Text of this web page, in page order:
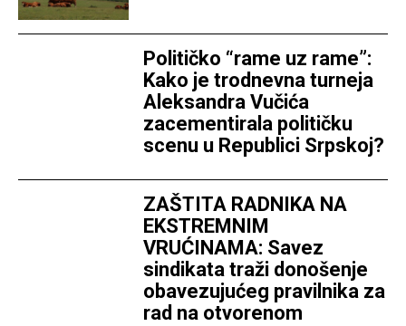
Političko “rame uz rame”:
Kako je trodnevna turneja
Aleksandra Vučića
zacementirala političku
scenu u Republici Srpskoj?
ZAŠTITA RADNIKA NA
EKSTREMNIM
VRUĆINAMA: Savez
sindikata traži donošenje
obavezujućeg pravilnika za
rad na otvorenom